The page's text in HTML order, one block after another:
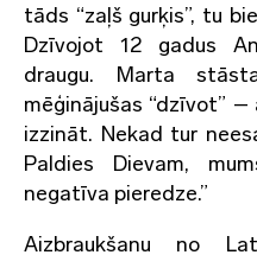
tāds “zaļš gurķis”, tu
Dzīvojot 12 gadus
draugu. Marta
mēģinājušas “dzīvot”
izzināt. Nekad tur
Paldies Dievam,
negatīva pieredze.”
Aizbraukšanu no